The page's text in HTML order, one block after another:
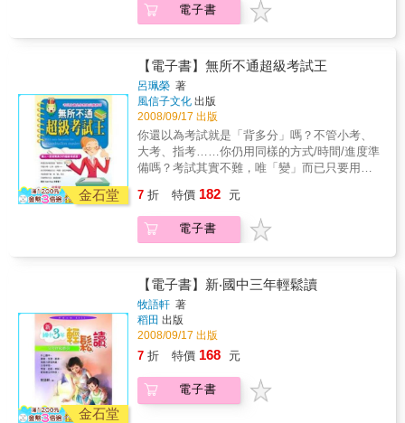
的火種，分享她的閱讀教育的策略與做法，看
她如何用閱讀徹底改變150位邊緣孩子生命的動
人故事，期盼為台灣閱讀教育環境帶來反思與
改變。Disc 2 希望閱讀計畫紀錄片遇見未來
推手——閱讀典範教師為孩子點亮閱讀明燈，
驅散知識迷霧！全台灣各地教育現場，有一群
積極、熱情、認真的閱讀典範教師，他們用熱
情與毅力推動閱讀，如同陽光般驅散知識迷
霧，透過一點一滴的巧思與創意，讓希望閱讀
打破地理限制，跨越書本的疆界，改變每一個
孩子的生命。在他們的努力之下，台灣的閱讀
運動，將得以跨越障礙，邁向新的里程！本書
特色天下雜誌教育基金會這幾年舉辦多場國際
教育論壇，導入國外閱讀政策、教學、典範教
師案例，並把活動內容製作成行動手冊、紀錄
能從中汲取養分，貢獻創意，一起攜手改革我
們的教育現場。關於《閱讀，動起來3：閱讀力
實戰關鍵》在這次閱讀力專書中，將更完整呈
現「閱讀力」的核心意義，讓家長、教師、教
育工作者與決策者，都能更明白，「閱讀
力」，不是追求「標準答案的閱讀測驗得高
分」，不是比賽「誰讀得比較多本」，不是
「花俏的公關活動」；世界先進國家如此努力
電子書
金石堂
【電子書】無所不通超級考試王
呂珮榮 著
風信子文化 出版
2008/09/17 出版
你還以為考試就是「背多分」嗎？不管小考、
大考、指考……你仍用同樣的方式/時間/進度準
備嗎？考試其實不難，唯「變」而已只要用對
試定終身的遴選標準，你害怕嗎？人生因為零
點幾分而天差地別，你服氣嗎？將青春汲汲營
營於考試迴圈中，你甘心嗎？Just Stop!從現在
速複習，循序引導你攻破短、中、長程考試關
卡Chance 2-應試對策122招，招招命中應考核
心Chance 3-中英寫作祕訣全收錄，練出你的生
花妙筆Chance 4-上課訣竅傾囊相授，制訂專屬
的教戰守策Chance 5-預習→上課→複習金三
角，讓你贏佔先機
7 折 特價 182 元
電子書
金石堂
【電子書】新‧國中三年輕鬆讀
牧語軒 著
稻田 出版
2008/09/17 出版
7 折 特價 168 元
電子書